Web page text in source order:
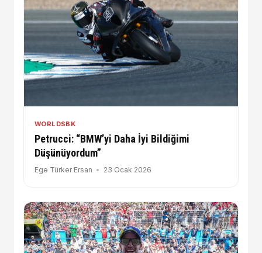
WORLDSBK
Petrucci: “BMW’yi Daha İyi Bildiğimi
Düşünüyordum”
Ege Türker Ersan 23 Ocak 2026